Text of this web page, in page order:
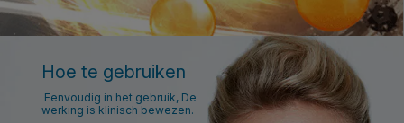
Hoe te gebruiken
Eenvoudig in het gebruik, De
werking is klinisch bewezen.